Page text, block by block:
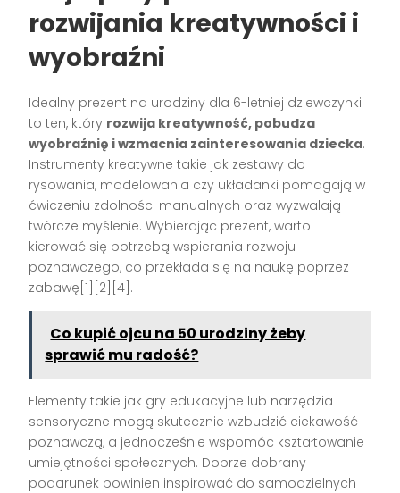
rozwijania kreatywności i
wyobraźni
Idealny prezent na urodziny dla 6-letniej dziewczynki
to ten, który rozwija kreatywność, pobudza
wyobraźnię i wzmacnia zainteresowania dziecka.
Instrumenty kreatywne takie jak zestawy do
rysowania, modelowania czy układanki pomagają w
ćwiczeniu zdolności manualnych oraz wyzwalają
twórcze myślenie. Wybierając prezent, warto
kierować się potrzebą wspierania rozwoju
poznawczego, co przekłada się na naukę poprzez
zabawę [1][2][4] .
Co kupić ojcu na 50 urodziny żeby
sprawić mu radość?
Elementy takie jak gry edukacyjne lub narzędzia
sensoryczne mogą skutecznie wzbudzić ciekawość
poznawczą, a jednocześnie wspomóc kształtowanie
umiejętności społecznych. Dobrze dobrany
podarunek powinien inspirować do samodzielnych